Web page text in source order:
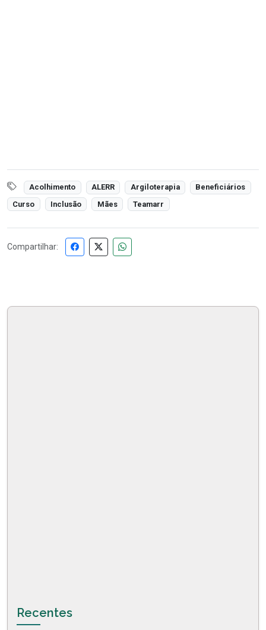
Acolhimento ALERR Argiloterapia
Beneficiários
Curso
Inclusão Mães Teamarr
Compartilhar:
Recentes